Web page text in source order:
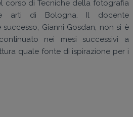
corso di Tecniche della fotografia
arti di Bologna. Il docente
Gianni Gosdan, non si è
nei mesi successivi a
quale fonte di ispirazione per i